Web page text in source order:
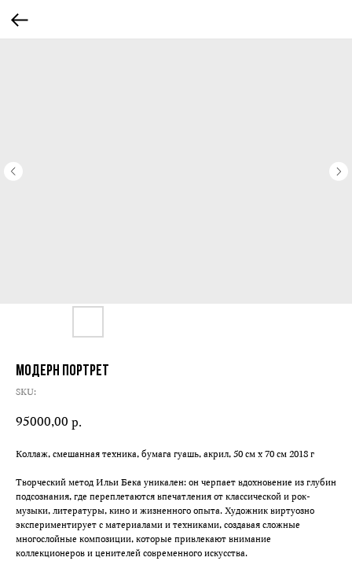
Модерн портрет
SKU:
95000,00 р.
Коллаж, смешанная техника, бумага гуашь, акрил, 50 см х 70 см 2018 г
Творческий метод Ильи Бека уникален: он черпает вдохновение из глубин
подсознания, где переплетаются впечатления от классической и рок-
музыки, литературы, кино и жизненного опыта. Художник виртуозно
экспериментирует с материалами и техниками, создавая сложные
многослойные композиции, которые привлекают внимание
коллекционеров и ценителей современного искусства.